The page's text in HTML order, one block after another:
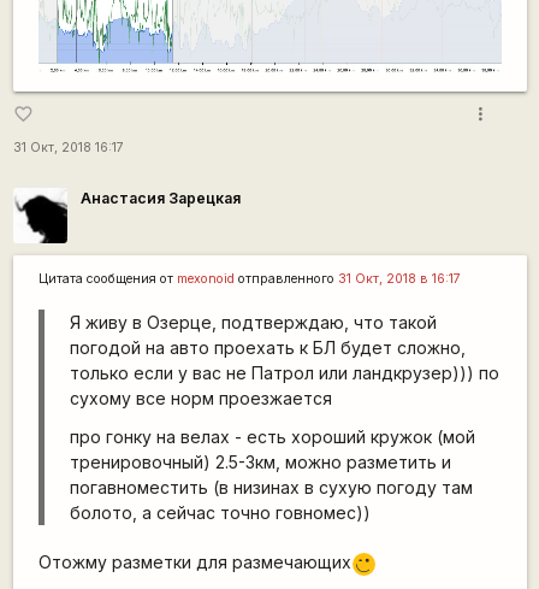
favorite_border
31 Окт, 2018 16:17
more_vert
Анастасия Зарецкая
Цитата сообщения от mexonoid отправленного 31 Окт, 2018 в 16:17
Я живу в Озерце, подтверждаю, что такой
погодой на авто проехать к БЛ будет сложно,
только если у вас не Патрол или ландкрузер))) по
сухому все норм проезжается
про гонку на велах - есть хороший кружок (мой
тренировочный) 2.5-3км, можно разметить и
погавноместить (в низинах в сухую погоду там
болото, а сейчас точно говномес))
Отожму разметки для размечающих ;)